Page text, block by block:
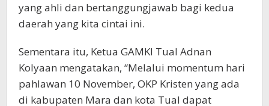
yang ahli dan bertanggungjawab bagi kedua
daerah yang kita cintai ini.
Sementara itu, Ketua GAMKI Tual Adnan
Kolyaan mengatakan, “Melalui momentum hari
pahlawan 10 November, OKP Kristen yang ada
di kabupaten Mara dan kota Tual dapat